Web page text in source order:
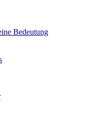
Bedeutung